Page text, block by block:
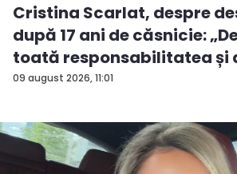
09 august 2026, 11:01
Cristina Scarlat, despre
după 17 ani de căsnicie:
toată responsabilitatea și
erau...